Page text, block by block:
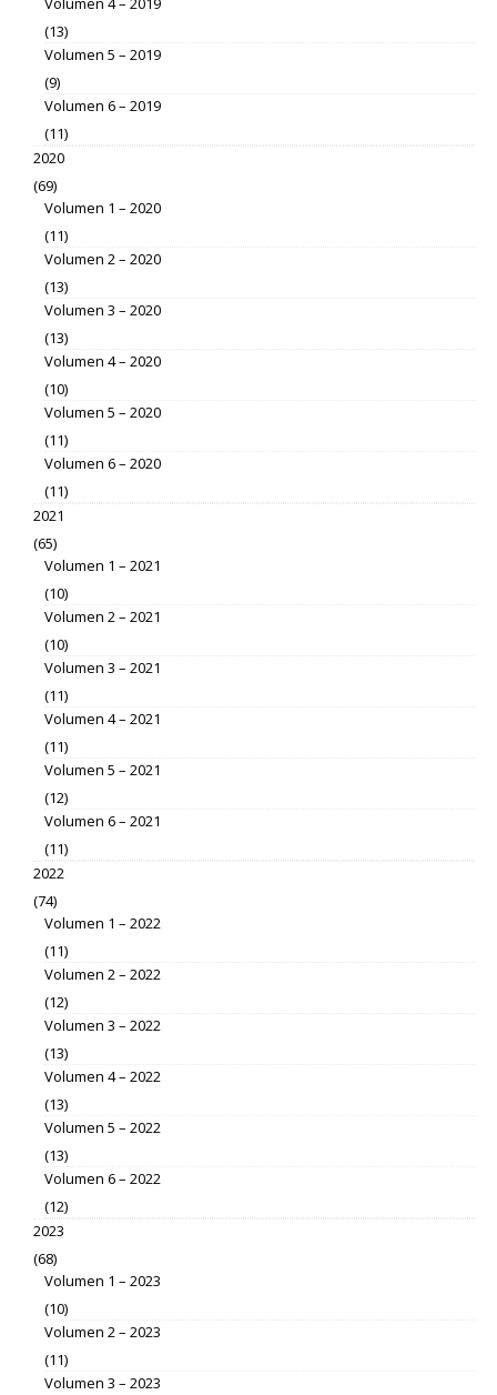
(13)
Volumen 5 – 2019
(9)
Volumen 6 – 2019
(11)
2020
(69)
Volumen 1 – 2020
(11)
Volumen 2 – 2020
(13)
Volumen 3 – 2020
(13)
Volumen 4 – 2020
(10)
Volumen 5 – 2020
(11)
Volumen 6 – 2020
(11)
2021
(65)
Volumen 1 – 2021
(10)
Volumen 2 – 2021
(10)
Volumen 3 – 2021
(11)
Volumen 4 – 2021
(11)
Volumen 5 – 2021
(12)
Volumen 6 – 2021
(11)
2022
(74)
Volumen 1 – 2022
(11)
Volumen 2 – 2022
(12)
Volumen 3 – 2022
(13)
Volumen 4 – 2022
(13)
Volumen 5 – 2022
(13)
Volumen 6 – 2022
(12)
2023
(68)
Volumen 1 – 2023
(10)
Volumen 2 – 2023
(11)
Volumen 3 – 2023